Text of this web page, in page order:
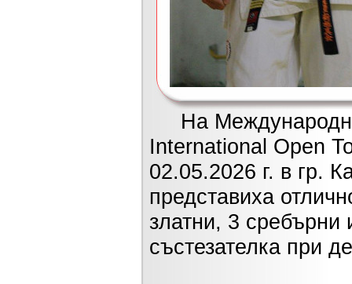
На
International Open
02.05.2026 г. в гр.
представиха
златни, 3 сребърни
състезателка при